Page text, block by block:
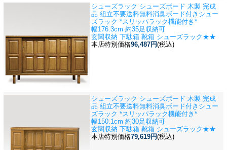
シューズラック シューズボード 木製 完成
品 組立不要送料無料消臭ボード付きシュー
ズラック *スリッパラック機能付き*
幅176.3cm 約35足収納可
玄関収納 下駄箱 靴箱 シューズラック★★
本店特別価格96,487円(税込)
シューズラック シューズボード 木製 完成
品 組立不要送料無料消臭ボード付きシュー
ズラック *スリッパラック機能付き*
幅150.1cm 約30足収納可
玄関収納 下駄箱 靴箱 シューズラック★★
本店特別価格79,619円(税込)